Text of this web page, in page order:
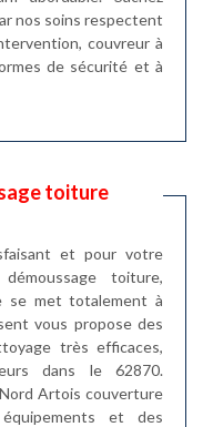
nos soins respectent
couvreur à
de sécurité et à
toiture
et pour votre
toiture,
se met totalement à
vous propose des
très efficaces,
dans le 62870.
Artois couverture
et des